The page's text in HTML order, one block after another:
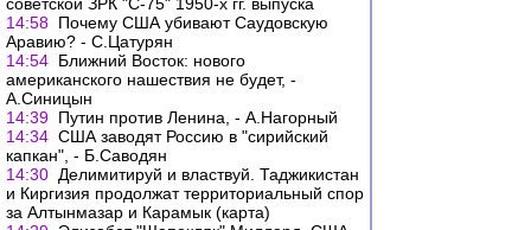
14:58 Почему США убивают Саудовскую
Аравию? - С.Цатурян
14:54 Ближний Восток: нового
американского нашествия не будет, -
А.Синицын
14:39 Путин против Ленина, - А.Нагорный
14:34 США заводят Россию в "сирийский
капкан", - Б.Саводян
14:30 Делимитируй и властвуй. Таджикистан
и Киргизия продолжат территориальный спор
за Алтынмазар и Карамык (карта)